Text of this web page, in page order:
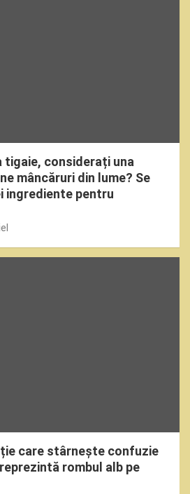
considerați una
mâncăruri din lume? Se
pentru
care stârnește confuzie
rombul alb pe